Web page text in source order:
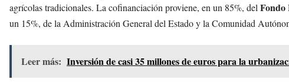
agrícolas tradicionales. La cofinanciación proviene, en un 85%, del
un 15%, de la Administración General del Estado y la Comunidad
Leer más: Inversión de casi 35 millones de euros para la